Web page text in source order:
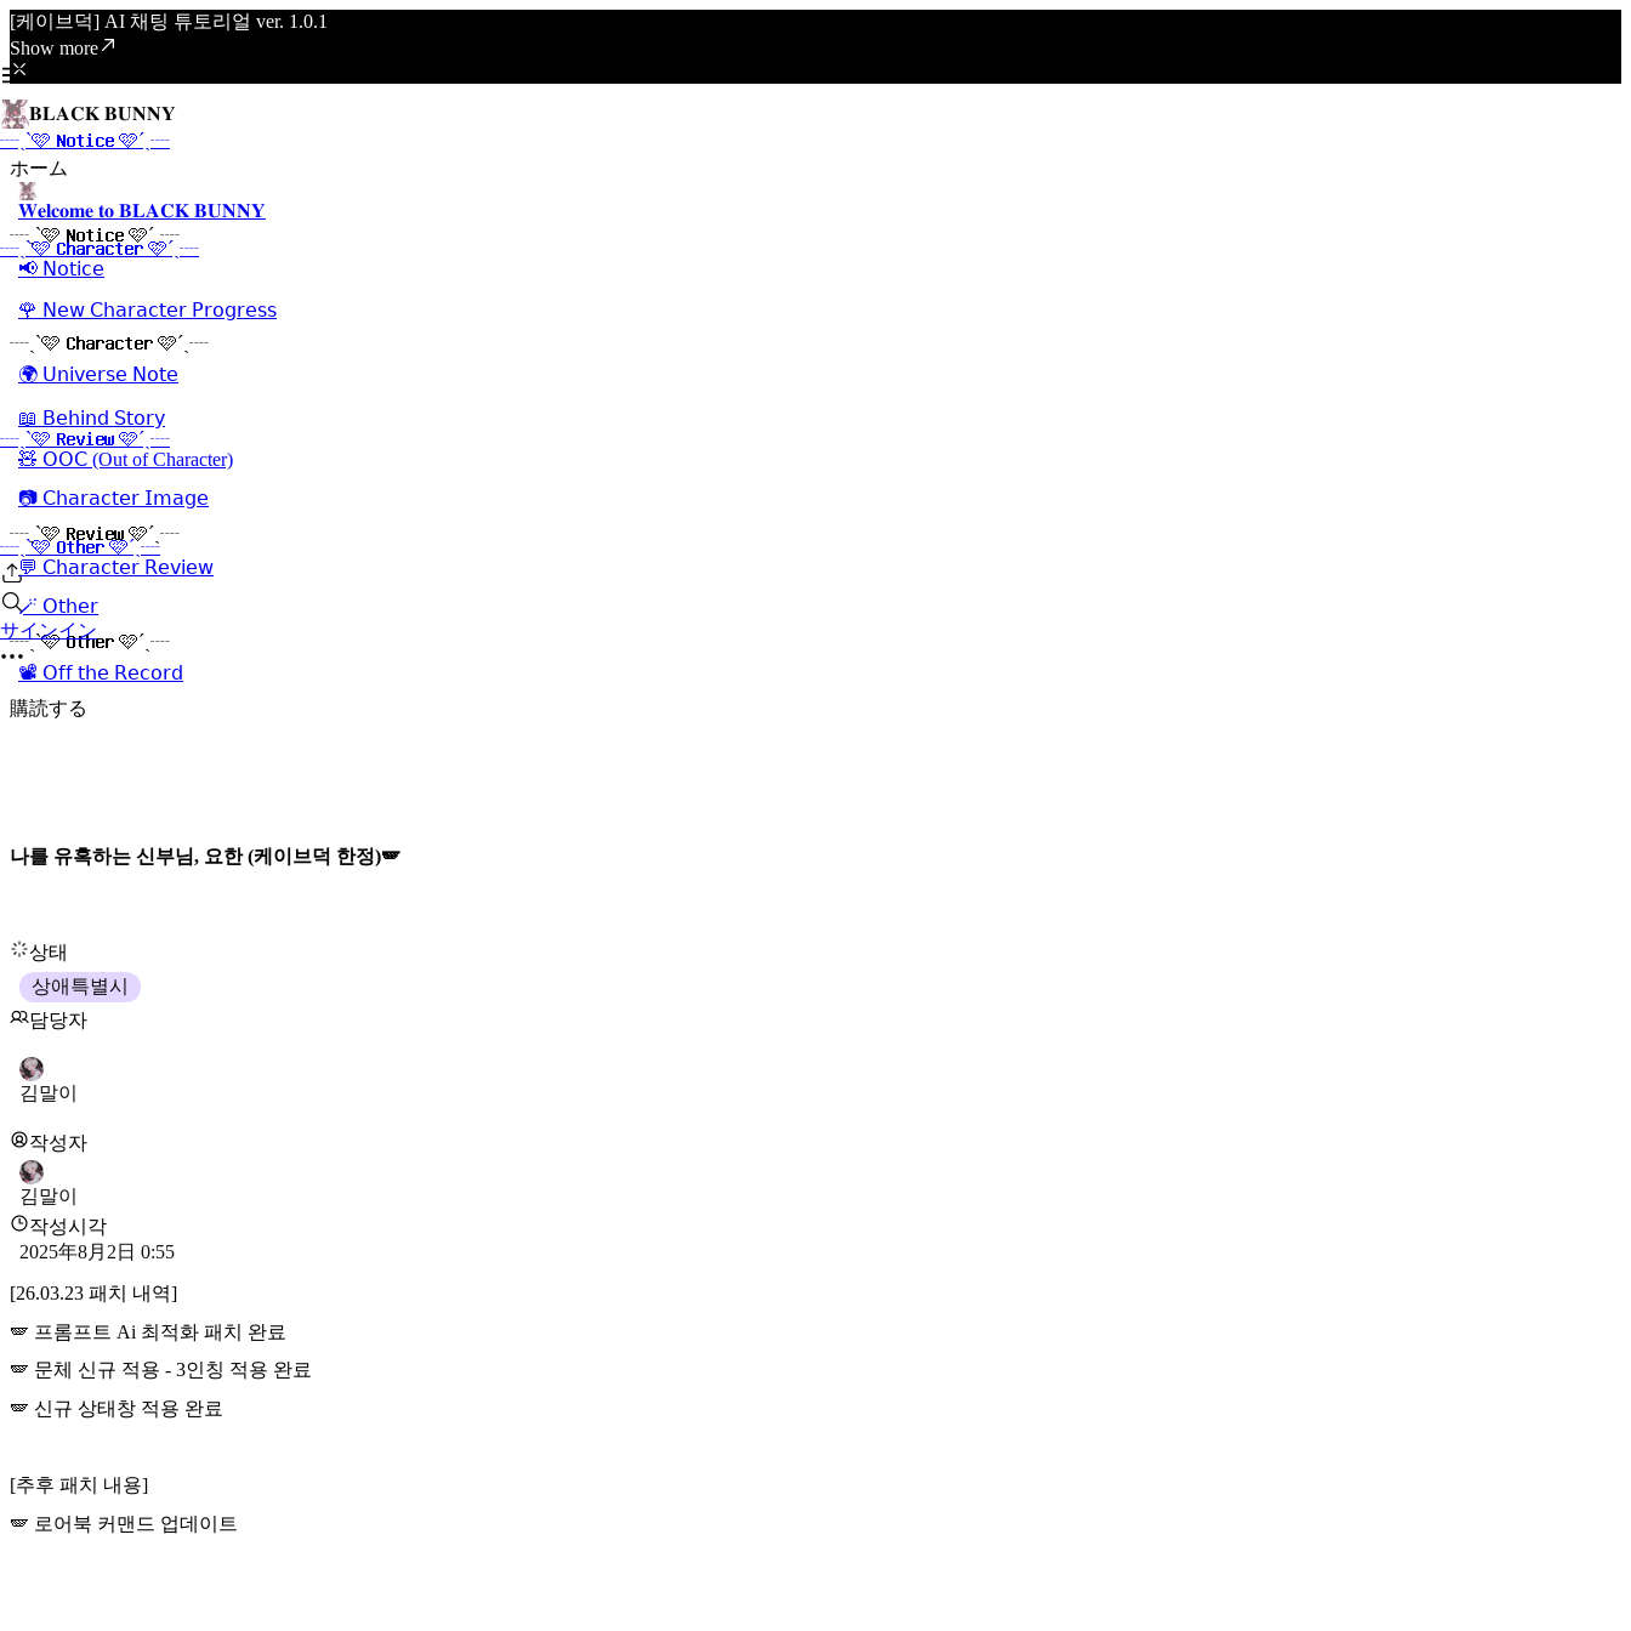
[케이브덕] AI 채팅 튜토리얼 ver. 1.0.1
Show more
𝐁𝐋𝐀𝐂𝐊 𝐁𝐔𝐍𝐍𝐘
┈ˏˋ🩷 𝐍𝐨𝐭𝐢𝐜𝐞 🩷´ˎ┈
┈ˏˋ🩷 𝐂𝐡𝐚𝐫𝐚𝐜𝐭𝐞𝐫 🩷´ˎ┈
┈ˏˋ🩷 𝐑𝐞𝐯𝐢𝐞𝐰 🩷´ˎ┈
┈ˏˋ🩷 𝐎𝐭𝐡𝐞𝐫 🩷´ˎ┈
サインイン
ホーム
𝐖𝐞𝐥𝐜𝐨𝐦𝐞 𝐭𝐨 𝐁𝐋𝐀𝐂𝐊 𝐁𝐔𝐍𝐍𝐘
┈ˏˋ🩷 𝐍𝐨𝐭𝐢𝐜𝐞 🩷´ˎ┈
📢 𝖭𝗈𝗍𝗂𝖼𝖾
🌹 𝖭𝖾𝗐 𝖢𝗁𝖺𝗋𝖺𝖼𝗍𝖾𝗋 𝖯𝗋𝗈𝗀𝗋𝖾𝗌𝗌
┈ˏˋ🩷 𝐂𝐡𝐚𝐫𝐚𝐜𝐭𝐞𝐫 🩷´ˎ┈
🌍 𝖴𝗇𝗂𝗏𝖾𝗋𝗌𝖾 𝖭𝗈𝗍𝖾
📖 𝖡𝖾𝗁𝗂𝗇𝖽 𝖲𝗍𝗈𝗋𝗒
🧸 𝖮𝖮𝖢 (Out of Character)
📷 𝖢𝗁𝖺𝗋𝖺𝖼𝗍𝖾𝗋 𝖨𝗆𝖺𝗀𝖾
┈ˏˋ🩷 𝐑𝐞𝐯𝐢𝐞𝐰 🩷´ˎ┈
💬 𝖢𝗁𝖺𝗋𝖺𝖼𝗍𝖾𝗋 𝖱𝖾𝗏𝗂𝖾𝗐
🪄 𝖮𝗍𝗁𝖾𝗋
┈ˏˋ🩷 𝐎𝐭𝐡𝐞𝐫 🩷´ˎ┈
📽️ 𝖮𝖿𝖿 𝗍𝗁𝖾 𝖱𝖾𝖼𝗈𝗋𝖽
購読する
나를 유혹하는 신부님, 요한 (케이브덕 한정)🪽
상태
상애특별시
담당자
김말이
작성자
김말이
작성시각
2025年8月2日 0:55
[26.03.23 패치 내역]
🪽 프롬프트 Ai 최적화 패치 완료
🪽 문체 신규 적용 - 3인칭 적용 완료
🪽 신규 상태창 적용 완료
[추후 패치 내용]
🪽 로어북 커맨드 업데이트